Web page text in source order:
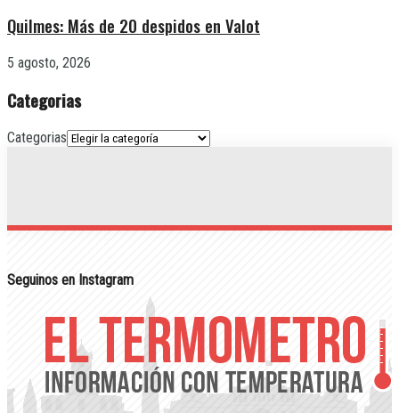
Quilmes: Más de 20 despidos en Valot
5 agosto, 2026
Categorias
Categorias
Seguinos en Instagram